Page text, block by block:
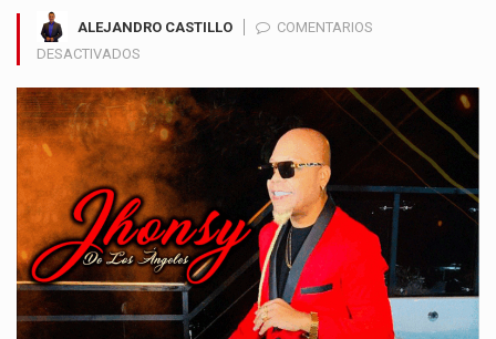
ALEJANDRO CASTILLO
COMENTARIOS
DESACTIVADOS
DE
LOS
ÁNGELES
LLEVA
EL
TALENTO
COLOMBIANO
A
LOS
GRAMMY
Y